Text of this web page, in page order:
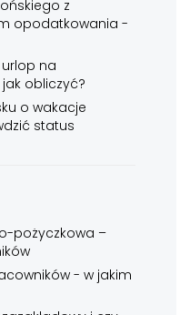
z
opodatkowania -
na
obliczyć?
o wakacje
status
pożyczkowa –
- w jakim